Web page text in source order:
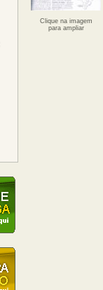
Clique na imagem
para ampliar